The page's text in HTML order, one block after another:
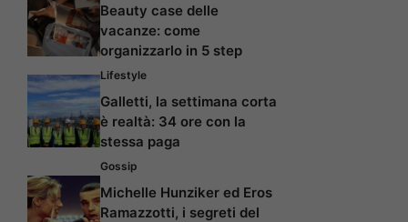
Beauty case delle
vacanze: come
organizzarlo in 5 step
Lifestyle
Galletti, la settimana corta
è realtà: 34 ore con la
stessa paga
Gossip
Michelle Hunziker ed Eros
Ramazzotti, i segreti del